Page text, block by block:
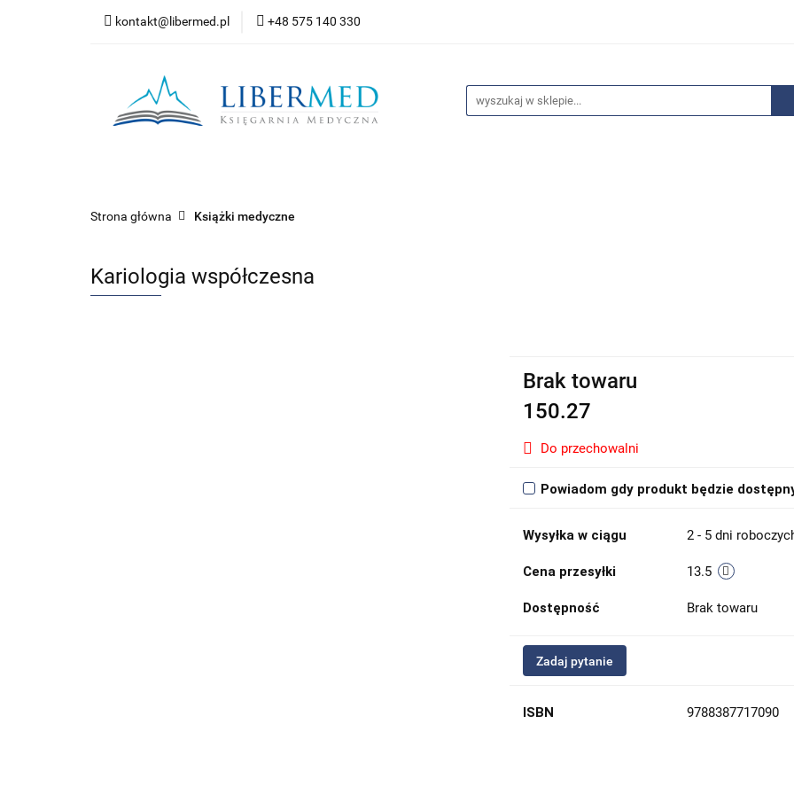
kontakt@libermed.pl +48 575 140 330
Nowości Wyprzedaże
Kontakt
Strona główna Książki medyczne
Kariologia współczesna
Brak towaru
150.27
Do przechowalni
Powiadom gdy produkt będzie
Wysyłka w ciągu 2 - 5 dni
Cena przesyłki 13.5
Dostępność Brak towaru
Zadaj pytanie
ISBN 9788387717090